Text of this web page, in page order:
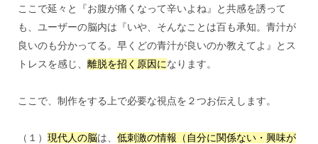
ここで延々と『お腹が痛くなって辛いよね』と共感を誘って
も、ユーザーの脳内は『いや、そんなことは百も承知。青汁が
良いのも分かってる。早くどの青汁が良いのか教えてよ』とス
トレスを感じ、 離脱を招く原因になります。
ここで、制作をする上で必要な視点を２つお伝えします。
（１） 現代人の脳は、 低刺激の情報（自分に関係ない・興味が